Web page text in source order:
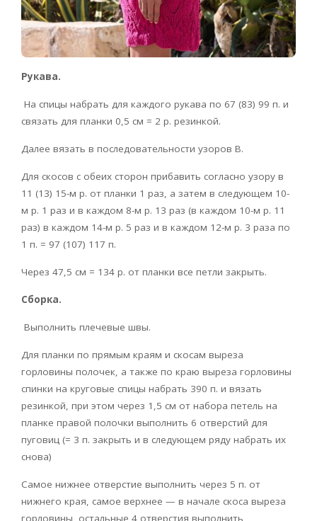
Рукава.
На спицы набрать для каждого рукава по 67 (83) 99 п. и
связать для планки 0,5 см = 2 р. резинкой.
Далее вязать в последовательности узоров В.
Для скосов с обеих сторон прибавить согласно узору в
11 (13) 15-м р. от планки 1 раз, а затем в следующем 10-
м р. 1 раз и в каждом 8-м р. 13 раз (в каждом 10-м р. 11
раз) в каждом 14-м р. 5 раз и в каждом 12-м р. 3 раза по
1 п. = 97 (107) 117 п.
Через 47,5 см = 134 р. от планки все петли закрыть.
Сборка.
Выполнить плечевые швы.
Для планки по прямым краям и скосам выреза
горловины полочек, а также по краю выреза горловины
спинки на круговые спицы набрать 390 п. и вязать
резинкой, при этом через 1,5 см от набора петель на
планке правой полочки выполнить 6 отверстий для
пуговиц (= 3 п. закрыть и в следующем ряду набрать их
снова)
Самое нижнее отверстие выполнить через 5 п. от
нижнего края, самое верхнее — в начале скоса выреза
горловины, остальные 4 отверстия выполнить